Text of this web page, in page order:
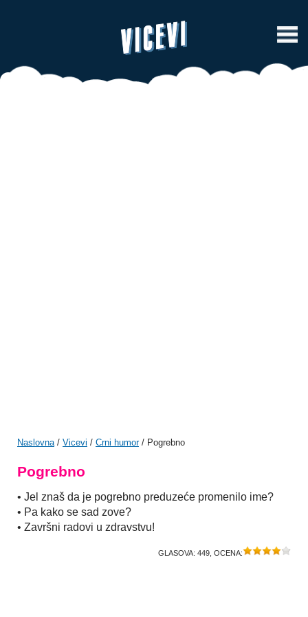
Naslovna/ Vicevi / Crni humor/ Pogrebno
Pogrebno
• Jel znaš da je pogrebno preduzeće promenilo ime?
• Pa kako se sad zove?
• Završni radovi u zdravstvu!
GLASOVA: 449 , OCENA: